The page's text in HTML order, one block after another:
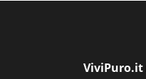
ViviPuro.it